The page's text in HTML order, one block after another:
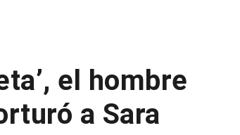
el hombre
a Sara